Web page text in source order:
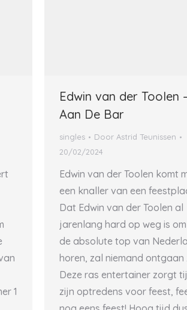
1
Edwin van der Toolen
Aan De Bar
singles Door Astrid Teunissen
20/02/2024
Edwin van der Toolen komt
een knaller van een
Dat Edwin van der Toolen al
jarenlang hard op weg is
de absolute top van
horen, zal niemand ontgaan
Deze ras entertainer zorgt
zijn optredens voor feest,